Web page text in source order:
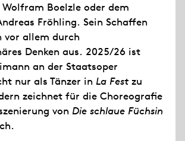
Wolfram Boelzle oder dem
Fröhling. Sein Schaffen
vor allem durch
Denken aus. 2025/26 ist
an der Staatsoper
nur als Tänzer in La Festzu
zeichnet für die Choreografie
von Die schlaue Füchsin